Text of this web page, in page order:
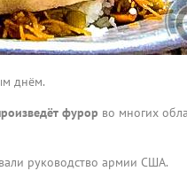
днём.
фурор во многих
руководство армии США.